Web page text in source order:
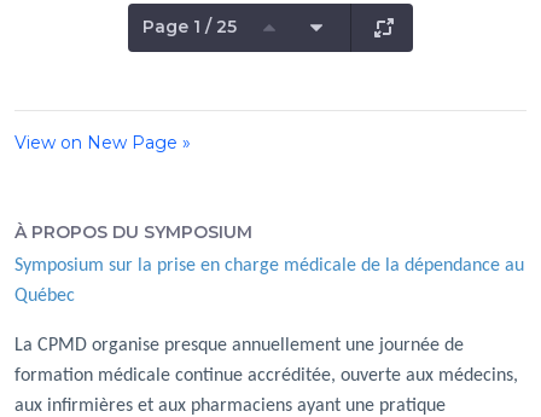
Page 1 / 25
View on New Page »
À PROPOS DU SYMPOSIUM
Symposium sur la prise en charge médicale de la dépendance au
Québec
La CPMD organise presque annuellement une journée de
formation médicale continue accréditée, ouverte aux médecins,
aux infirmières et aux pharmaciens ayant une pratique